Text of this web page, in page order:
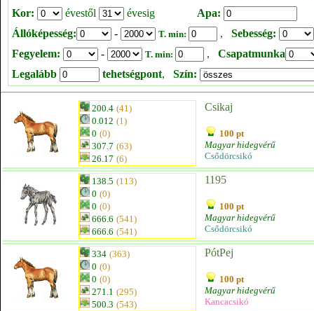
Kor:
évestől évesig
Apa:
Állóképesség:
- T. min: , Sebesség:
Fegyelem:
- T. min: , Csapatmunka
Legalább
tehetségpont, Szín:
200.4 (41)
0.012 (1)
0 (0)
307.7 (63)
26.17 (6)
Csikaj
100 pt
Magyar hidegvérű
Csődörcsikó
138.5 (113)
0 (0)
0 (0)
666.6 (541)
666.6 (541)
1195
100 pt
Magyar hidegvérű
Csődörcsikó
334 (363)
0 (0)
0 (0)
271.1 (295)
500.3 (543)
PótPej
100 pt
Magyar hidegvérű
Kancacsikó